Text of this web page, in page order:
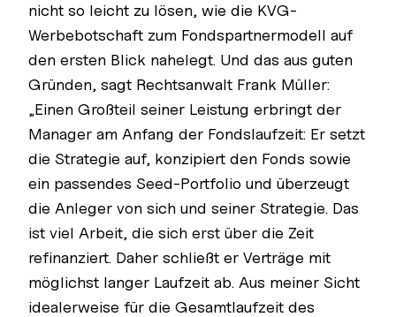
nicht so leicht zu lösen, wie die KVG-
Werbebotschaft zum Fondspartnermodell auf
den ersten Blick nahelegt. Und das aus guten
Gründen, sagt Rechtsanwalt Frank Müller:
„Einen Großteil seiner Leistung erbringt der
Manager am Anfang der Fondslaufzeit: Er setzt
die Strategie auf, konzipiert den Fonds sowie
ein passendes Seed-Portfolio und überzeugt
die Anleger von sich und seiner Strategie. Das
ist viel Arbeit, die sich erst über die Zeit
refinanziert. Daher schließt er Verträge mit
möglichst langer Laufzeit ab. Aus meiner Sicht
idealerweise für die Gesamtlaufzeit des